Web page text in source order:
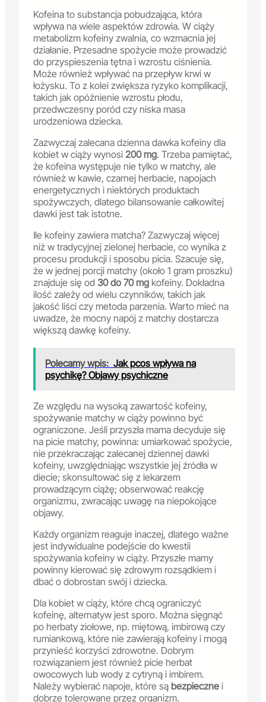
Kofeina to substancja pobudzająca, która
wpływa na wiele aspektów zdrowia. W ciąży
metabolizm kofeiny zwalnia, co wzmacnia jej
działanie. Przesadne spożycie może prowadzić
do przyspieszenia tętna i wzrostu ciśnienia.
Może również wpływać na przepływ krwi w
łożysku. To z kolei zwiększa ryzyko komplikacji,
takich jak opóźnienie wzrostu płodu,
przedwczesny poród czy niska masa
urodzeniowa dziecka.
Zazwyczaj zalecana dzienna dawka kofeiny dla
kobiet w ciąży wynosi 200 mg. Trzeba pamiętać,
że kofeina występuje nie tylko w matchy, ale
również w kawie, czarnej herbacie, napojach
energetycznych i niektórych produktach
spożywczych, dlatego bilansowanie całkowitej
dawki jest tak istotne.
Ile kofeiny zawiera matcha? Zazwyczaj więcej
niż w tradycyjnej zielonej herbacie, co wynika z
procesu produkcji i sposobu picia. Szacuje się,
że w jednej porcji matchy (około 1 gram proszku)
znajduje się od 30 do 70 mg kofeiny. Dokładna
ilość zależy od wielu czynników, takich jak
jakość liści czy metoda parzenia. Warto mieć na
uwadze, że mocny napój z matchy dostarcza
większą dawkę kofeiny.
Polecamy wpis: Jak pcos wpływa na
psychikę? Objawy psychiczne
Ze względu na wysoką zawartość kofeiny,
spożywanie matchy w ciąży powinno być
ograniczone. Jeśli przyszła mama decyduje się
na picie matchy, powinna: umiarkować spożycie,
nie przekraczając zalecanej dziennej dawki
kofeiny, uwzględniając wszystkie jej źródła w
diecie; skonsultować się z lekarzem
prowadzącym ciążę; obserwować reakcję
organizmu, zwracając uwagę na niepokojące
objawy.
Każdy organizm reaguje inaczej, dlatego ważne
jest indywidualne podejście do kwestii
spożywania kofeiny w ciąży. Przyszłe mamy
powinny kierować się zdrowym rozsądkiem i
dbać o dobrostan swój i dziecka.
Dla kobiet w ciąży, które chcą ograniczyć
kofeinę, alternatyw jest sporo. Można sięgnąć
po herbaty ziołowe, np. miętową, imbirową czy
rumiankową, które nie zawierają kofeiny i mogą
przynieść korzyści zdrowotne. Dobrym
rozwiązaniem jest również picie herbat
owocowych lub wody z cytryną i imbirem.
Należy wybierać napoje, które są bezpieczne i
dobrze tolerowane przez organizm.